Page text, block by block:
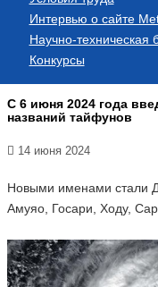
Интервью о сайте
Научно-техническая
Конкурсы
С 6 июня 2024 года
названий тайфунов
14 июня 2024
Новыми именами стали
Амуяо, Госари, Ходу,